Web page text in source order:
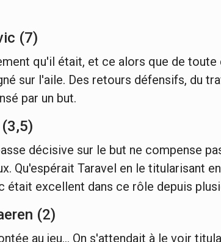
(7)
qu'il était, et ce alors que de
sur l'aile. Des retours défensifs, du
par un but.
décisive sur le but ne compense
Qu'espérait Taravel en le titularisant
était excellent dans ce rôle depuis
(2)
au jeu... On s'attendait à le voir